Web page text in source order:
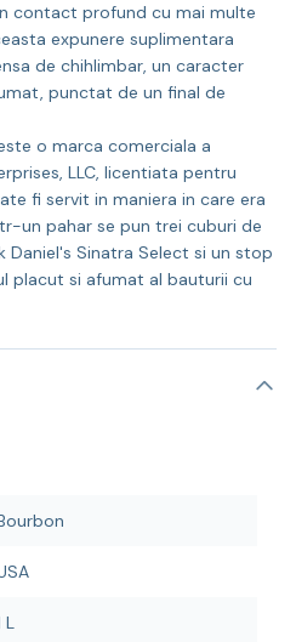
contact profund cu mai multe
expunere suplimentara
de chihlimbar, un caracter
punctat de un final de
o marca comerciala a
LLC, licentiata pentru
fi servit in maniera in care era
un pahar se pun trei cuburi de
Daniel's Sinatra Select si un stop
placut si afumat al bauturii cu
L